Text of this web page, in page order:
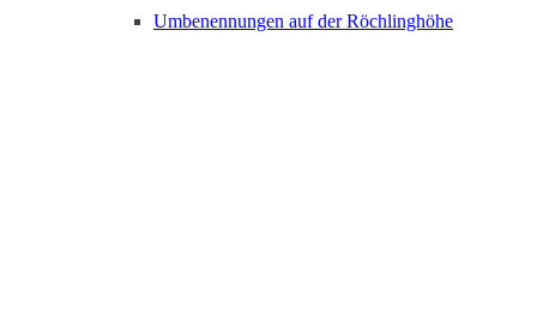
Umbenennungen auf der Röchlinghöhe